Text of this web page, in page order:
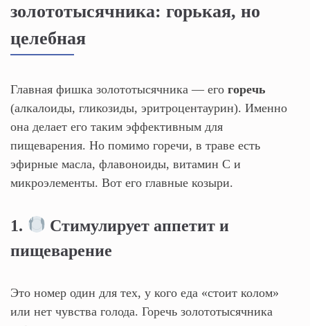
золототысячника: горькая, но
целебная
Главная фишка золототысячника — его горечь
(алкалоиды, гликозиды, эритроцентаурин). Именно
она делает его таким эффективным для
пищеварения. Но помимо горечи, в траве есть
эфирные масла, флавоноиды, витамин С и
микроэлементы. Вот его главные козыри.
1.
Стимулирует аппетит и
пищеварение
Это номер один для тех, у кого еда «стоит колом»
или нет чувства голода. Горечь золототысячника